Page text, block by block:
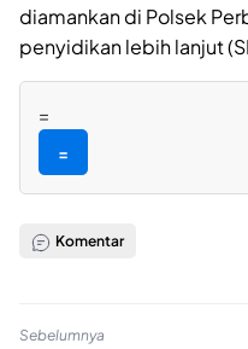
diamankan di Polsek
penyidikan lebih lanjut
=
=
Komentar
Sebelumnya